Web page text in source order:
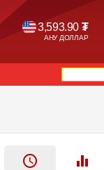
3,593.90 ₮
АНУ ДОЛЛАР